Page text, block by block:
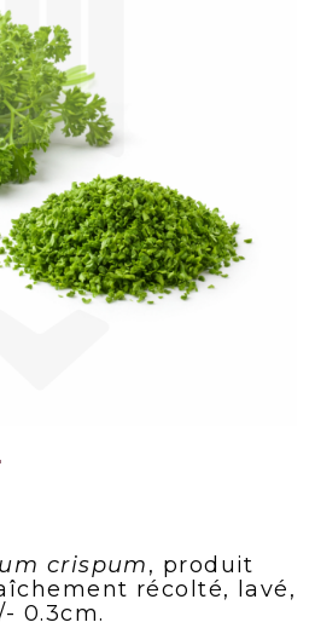
crispum, produit
récolté, lavé,
0.3cm.